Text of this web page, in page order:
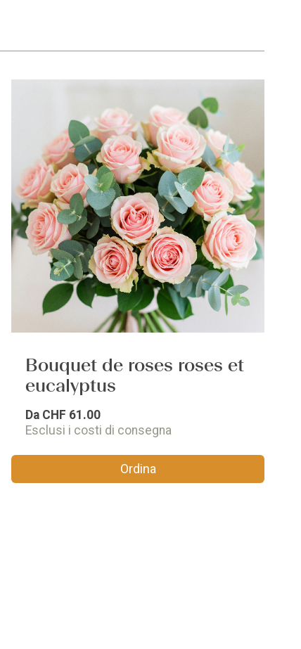
Bouquet de roses roses et
eucalyptus
Da CHF 61.00
Esclusi i costi di consegna
Ordina